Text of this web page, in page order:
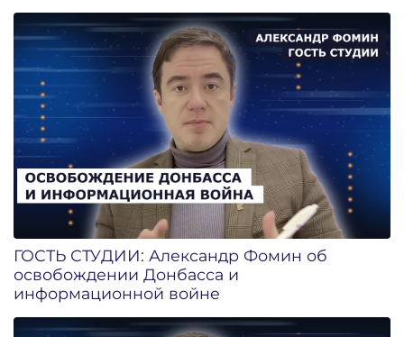
ГОСТЬ СТУДИИ: Александр Фомин об
освобождении Донбасса и
информационной войне